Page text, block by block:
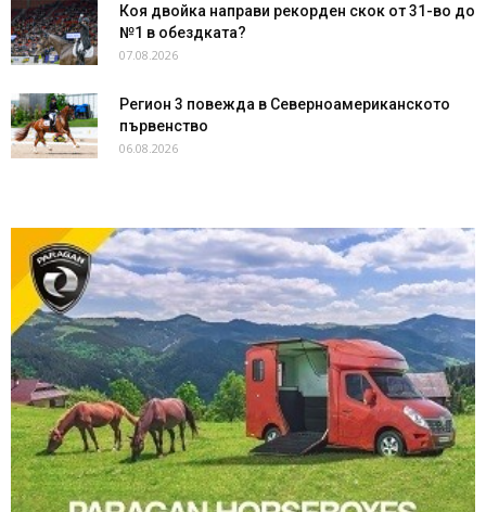
Коя двойка направи рекорден скок от 31-во до
№1 в обездката?
07.08.2026
Регион 3 повежда в Северноамериканското
първенство
06.08.2026